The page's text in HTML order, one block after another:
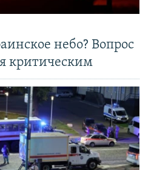
небо? Вопрос
критическим